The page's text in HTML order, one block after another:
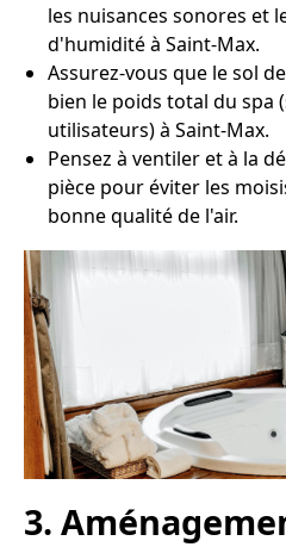
les nuisances sonores et
d'humidité à Saint-Max.
Assurez-vous que le sol
bien le poids total du spa
utilisateurs) à Saint-Max.
Pensez à ventiler et à la
pièce pour éviter les
bonne qualité de l'air.
3.